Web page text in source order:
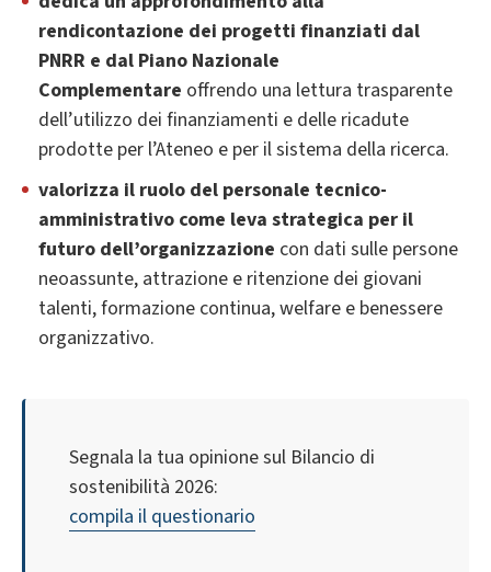
rendicontazione dei progetti finanziati dal
PNRR e dal Piano Nazionale
Complementare offrendo una lettura trasparente
dell’utilizzo dei finanziamenti e delle ricadute
prodotte per l’Ateneo e per il sistema della ricerca.
valorizza il ruolo del personale tecnico-
amministrativo come leva strategica per il
futuro dell’organizzazione con dati sulle persone
neoassunte, attrazione e ritenzione dei giovani
talenti, formazione continua, welfare e benessere
organizzativo.
Segnala la tua opinione sul Bilancio di
sostenibilità 2026:
compila il questionario